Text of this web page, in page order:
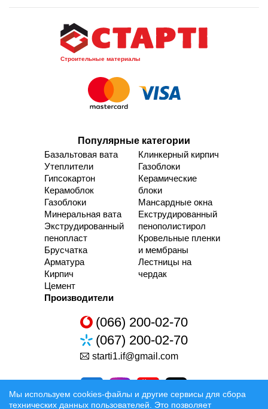
Строительные материалы
Популярные категории
Базальтовая вата
Утеплители
Гипсокартон
Керамоблок
Газоблоки
Минеральная вата
Экструдированный
пенопласт
Брусчатка
Арматура
Кирпич
Цемент
Клинкерный кирпич
Газоблоки
Керамические
блоки
Мансардные окна
Екструдированный
пенополистирол
Кровельные пленки
и мембраны
Лестницы на
чердак
Производители
(066) 200-02-70
(067) 200-02-70
starti1.if@gmail.com
Мы используем cookies-файлы и другие сервисы для сбора
технических данных пользователей. Это позволяет